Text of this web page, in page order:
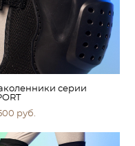
серии
pуб.